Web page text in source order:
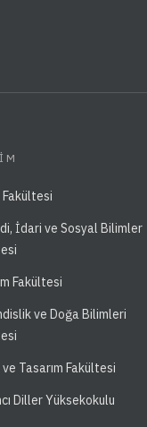
Fakültesi
İdari ve Sosyal Bilimler
Fakültesi
ve Doğa Bilimleri
Tasarım Fakültesi
Diller Yüksekokulu